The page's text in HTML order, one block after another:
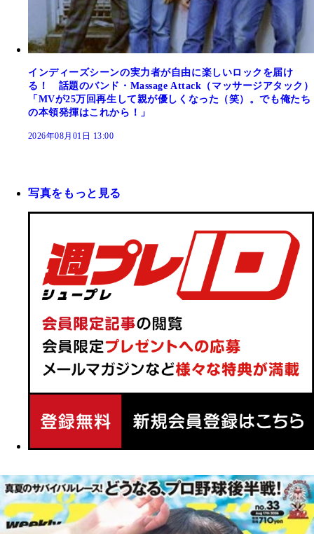
インディーズシーンの実力者が自由に楽しいロックを届け
る！ 話題のバンド・Massage Attack（マッサージアタック）
「MVが25万回再生して親が優しくなった（笑）。でも俺たち
の本領発揮はこれから！」
2026年08月01日 13:00
写真をもっと見る